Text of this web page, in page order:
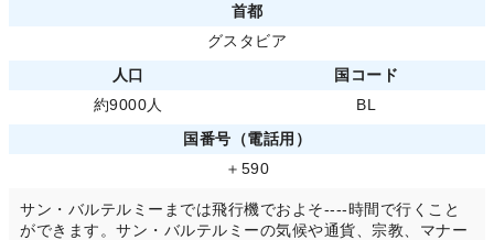
首都
グスタビア
人口
国コード
約9000人
BL
国番号（電話用）
＋590
サン・バルテルミーまでは飛行機でおよそ----時間で行くこと
ができます。サン・バルテルミーの気候や通貨、宗教、マナー